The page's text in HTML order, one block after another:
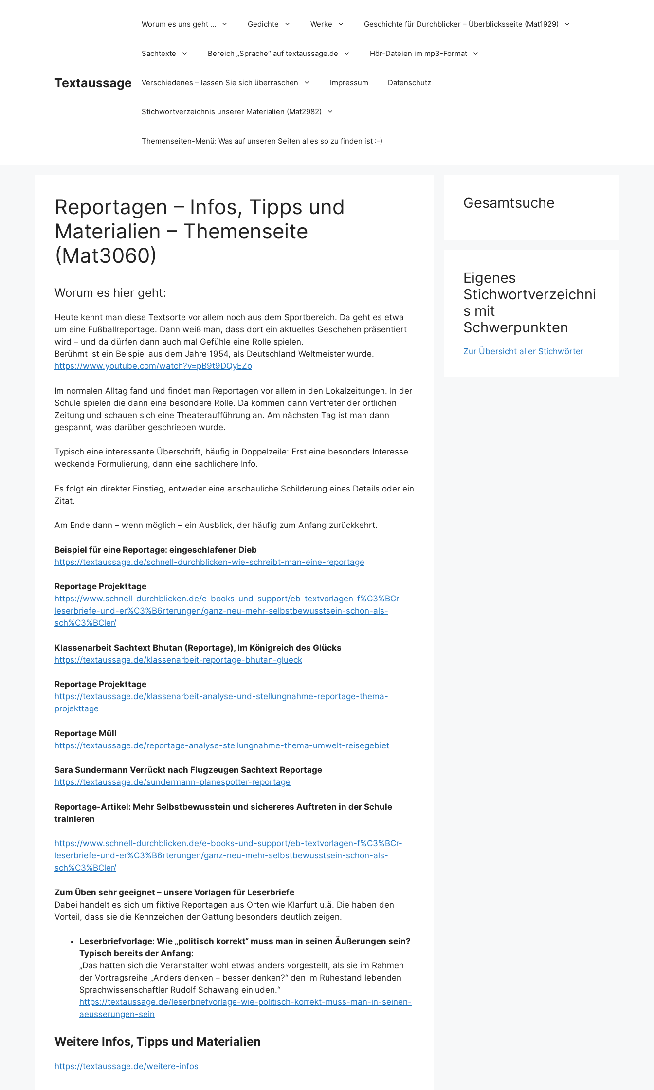
Textaussage
Worum es uns geht … Gedichte Werke Geschichte für Durchblicker – Überblicksseite (Mat1929)
Sachtexte Bereich „Sprache“ auf textaussage.de Hör-Dateien im mp3-Format
Verschiedenes – lassen Sie sich überraschen Impressum Datenschutz
Stichwortverzeichnis unserer Materialien (Mat2982)
Themenseiten-Menü: Was auf unseren Seiten alles so zu finden ist :-)
Reportagen – Infos, Tipps und
Materialien – Themenseite
(Mat3060)
Worum es hier geht:
Heute kennt man diese Textsorte vor allem noch aus dem Sportbereich. Da geht es etwa
um eine Fußballreportage. Dann weiß man, dass dort ein aktuelles Geschehen präsentiert
wird – und da dürfen dann auch mal Gefühle eine Rolle spielen.
Berühmt ist ein Beispiel aus dem Jahre 1954, als Deutschland Weltmeister wurde.
https://www.youtube.com/watch?v=pB9t9DQyEZo
Im normalen Alltag fand und findet man Reportagen vor allem in den Lokalzeitungen. In der
Schule spielen die dann eine besondere Rolle. Da kommen dann Vertreter der örtlichen
Zeitung und schauen sich eine Theateraufführung an. Am nächsten Tag ist man dann
gespannt, was darüber geschrieben wurde.
Typisch eine interessante Überschrift, häufig in Doppelzeile: Erst eine besonders Interesse
weckende Formulierung, dann eine sachlichere Info.
Es folgt ein direkter Einstieg, entweder eine anschauliche Schilderung eines Details oder ein
Zitat.
Am Ende dann – wenn möglich – ein Ausblick, der häufig zum Anfang zurückkehrt.
Beispiel für eine Reportage: eingeschlafener Dieb
https://textaussage.de/schnell-durchblicken-wie-schreibt-man-eine-reportage
Reportage Projekttage
https://www.schnell-durchblicken.de/e-books-und-support/eb-textvorlagen-f%C3%BCr-
leserbriefe-und-er%C3%B6rterungen/ganz-neu-mehr-selbstbewusstsein-schon-als-
sch%C3%BCler/
Klassenarbeit Sachtext Bhutan (Reportage), Im Königreich des Glücks
https://textaussage.de/klassenarbeit-reportage-bhutan-glueck
Reportage Projekttage
https://textaussage.de/klassenarbeit-analyse-und-stellungnahme-reportage-thema-
projekttage
Reportage Müll
https://textaussage.de/reportage-analyse-stellungnahme-thema-umwelt-reisegebiet
Sara Sundermann Verrückt nach Flugzeugen Sachtext Reportage
https://textaussage.de/sundermann-planespotter-reportage
Reportage-Artikel: Mehr Selbstbewusstein und sichereres Auftreten in der Schule
trainieren
https://www.schnell-durchblicken.de/e-books-und-support/eb-textvorlagen-f%C3%BCr-
leserbriefe-und-er%C3%B6rterungen/ganz-neu-mehr-selbstbewusstsein-schon-als-
sch%C3%BCler/
Zum Üben sehr geeignet – unsere Vorlagen für Leserbriefe
Dabei handelt es sich um fiktive Reportagen aus Orten wie Klarfurt u.ä. Die haben den
Vorteil, dass sie die Kennzeichen der Gattung besonders deutlich zeigen.
Leserbriefvorlage: Wie „politisch korrekt“ muss man in seinen Äußerungen sein?
Typisch bereits der Anfang:
„Das hatten sich die Veranstalter wohl etwas anders vorgestellt, als sie im Rahmen
der Vortragsreihe „Anders denken – besser denken?“ den im Ruhestand lebenden
Sprachwissenschaftler Rudolf Schawang einluden.“
https://textaussage.de/leserbriefvorlage-wie-politisch-korrekt-muss-man-in-seinen-
aeusserungen-sein
Weitere Infos, Tipps und Materialien
https://textaussage.de/weitere-infos
Gesamtsuche
Eigenes
Stichwortverzeichni
s mit
Schwerpunkten
Zur Übersicht aller Stichwörter